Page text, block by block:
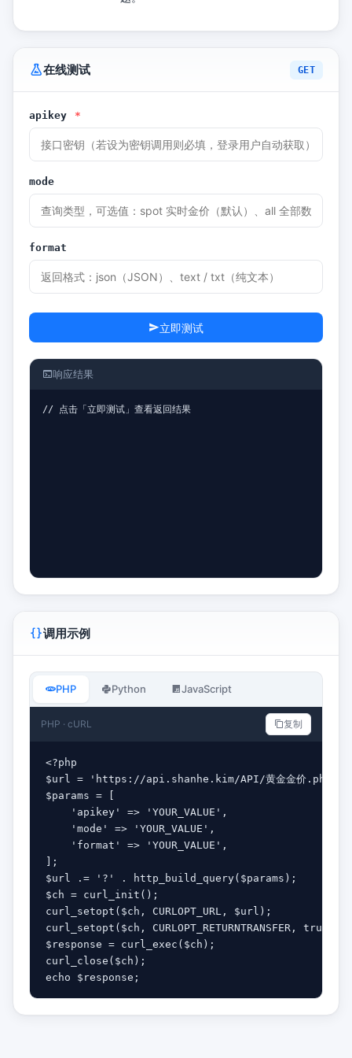
在线测试 GET
apikey *
mode
format
立即测试
响应结果
// 点击「立即测试」查看返回结果
调用示例
PHP Python JavaScript
PHP · cURL 复制
<?php
$url = 'https://api.shanhe.kim/API/黄金金价.php';
$params = [
    'apikey' => 'YOUR_VALUE',
    'mode' => 'YOUR_VALUE',
    'format' => 'YOUR_VALUE',
];
$url .= '?' . http_build_query($params);
$ch = curl_init();
curl_setopt($ch, CURLOPT_URL, $url);
curl_setopt($ch, CURLOPT_RETURNTRANSFER, true);
$response = curl_exec($ch);
curl_close($ch);
echo $response;